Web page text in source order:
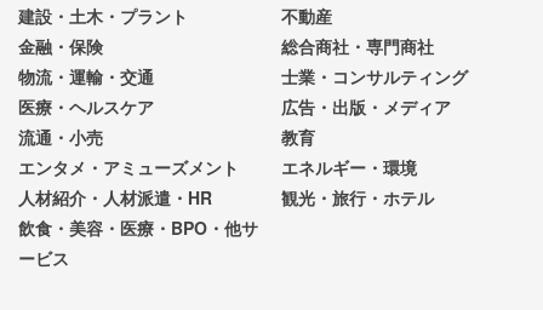
建設・土木・プラント
不動産
金融・保険
総合商社・専門商社
物流・運輸・交通
士業・コンサルティング
医療・ヘルスケア
広告・出版・メディア
流通・小売
教育
エンタメ・アミューズメント
エネルギー・環境
人材紹介・人材派遣・HR
観光・旅行・ホテル
飲食・美容・医療・BPO・他サ
ービス